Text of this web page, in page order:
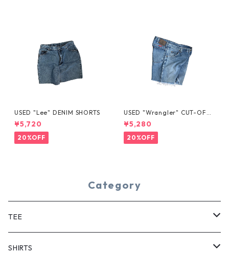
USED "Lee" DENIM SHORTS
¥5,720
20%OFF
USED "Wrangler" CUT-OFF
DENIM SHORTS
¥5,280
20%OFF
Category
TEE
SHORT SLEEVE
SHIRTS